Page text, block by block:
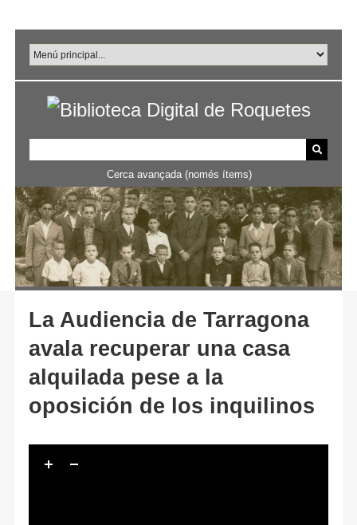
principal
Cerca avançada (només ítems)
La Audiencia de Tarragona
avala recuperar una casa
alquilada pese a la
oposición de los inquilinos